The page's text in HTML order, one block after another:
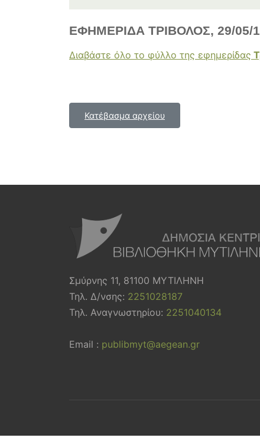
ΕΦΗΜΕΡΙΔΑ ΤΡΙΒΟΛΟΣ, 29/05/
Διαβάστε όλο το φύλλο της εφημερίδας
Κατέβασμα αρχείου
Σμύρνης 11, 81100 ΜΥΤΙΛΗΝΗ
Τηλ. Δ/νσης: 2251028187
Τηλ. Αναγνωστηρίου: 2251040134
Email : publibmyt@aegean.gr